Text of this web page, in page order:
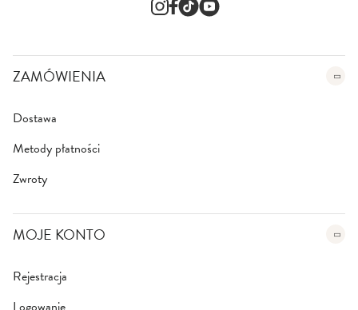
t
e
rZAMÓWIENIA
Dostawa
Metody płatności
Zwroty
MOJE KONTO
Rejestracja